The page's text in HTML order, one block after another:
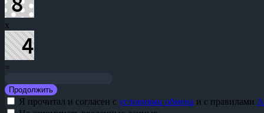
x
=
Я прочитал и согласен с условиями обмена и с правилами